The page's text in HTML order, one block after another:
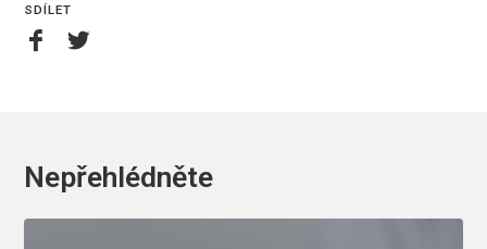
SDÍLET
Nepřehlédněte